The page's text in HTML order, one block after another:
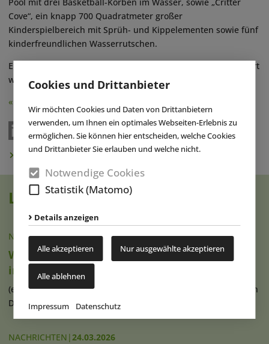
Cookies und Drittanbieter
Wir möchten Cookies und Daten von Drittanbietern
verwenden, um Ihnen ein optimales Webseiten-Erlebnis zu
ermöglichen. Sie können hier entscheiden, welche Cookies
und Drittanbieter Sie erlauben und welche nicht.
Notwendige Cookies
Statistik (Matomo)
Details anzeigen
Alle akzeptieren Nur ausgewählte akzeptieren
Alle ablehnen
Impressum Datenschutz
Pool mit drei Basketball-Körben im Wasser, sowie „Critter
Cove“, ein knapp 700 Quadratmeter großer
Kinderspielbereich mit Sprüh- und Kippelementen sowie fünf
kinderfreundlichen Wasserrutschen.
Ein konkretes Eröffnungsdatum soll demnächst kommuniziert
werden. ■
« Zurück
Newsletter abonnieren
Lesen Sie auch
NACHRICHTEN|12.05.2026
Wilderness Resort modernisiert WaterDome
in Wisconsin Dells
(eap) Das Wilderness Resort im US-amerikanischen Wisconsin
Dells – dem „Waterpark Capital (...)
NACHRICHTEN |24.03.2026